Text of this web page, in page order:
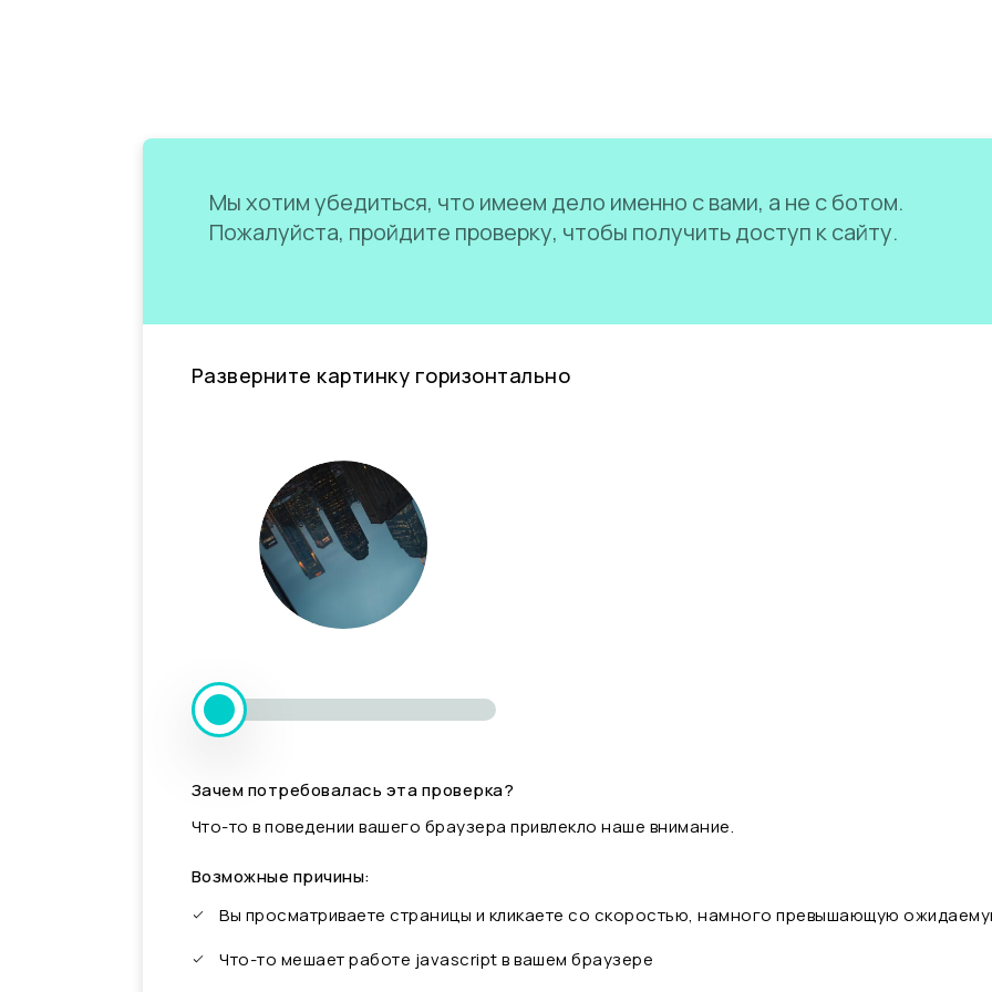
Мы хотим убедиться, что имеем дело именно с вами, а не с ботом.
Пожалуйста, пройдите проверку, чтобы получить доступ к сайту.
Разверните картинку горизонтально
Зачем потребовалась эта проверка?
Что-то в поведении вашего браузера привлекло наше внимание.
Возможные причины:
Вы просматриваете страницы и кликаете со скоростью, намного превышающую
Что-то мешает работе javascript в вашем браузере